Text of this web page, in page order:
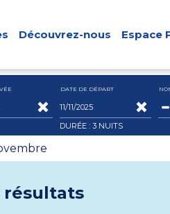
Découvrez-nous Espace
DATE DE DÉPART
DURÉE : 3 NUITS
résultats